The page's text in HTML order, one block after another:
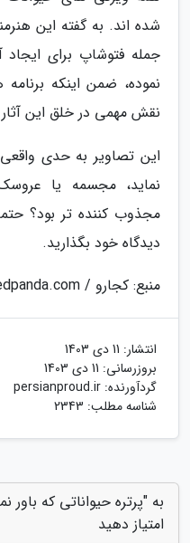
شده اند. به گفته این
جمله فتوشاپ برای ایجاد
نقش مهمی در خلق این
این تصاویر به حدی
نماید، مجسمه یا
مجذوب کننده تر بود؟
دیدگاه خود بگذارید.
منبع: کجارو / boredpanda.com
انتشار: 11 دی 1403
بروزرسانی: 11 دی 1403
گردآورنده: persianproud.ir
شناسه مطلب: 2343
به "پرتره حیواناتی که
امتیاز دهید